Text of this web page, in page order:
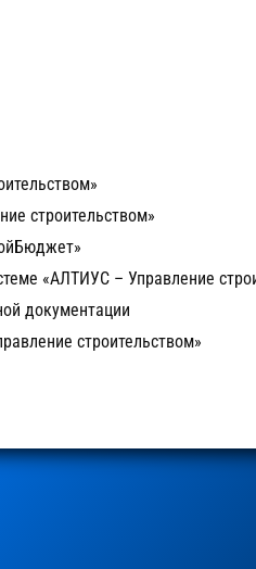
строительством»
«АЛТИУС – Управление
документации
строительством»